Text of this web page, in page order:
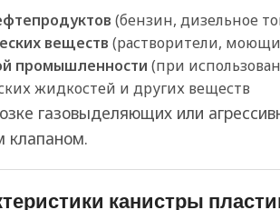
(бензин, дизельное
веществ (растворители,
промышленности (при
жидкостей и других веществ
газовыделяющих или
клапаном.
канистры